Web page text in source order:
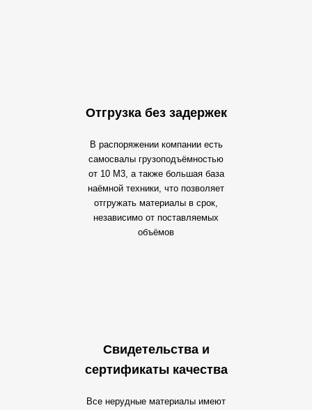
Отгрузка без задержек
В распоряжении компании есть
самосвалы грузоподъёмностью
от 10 М3, а также большая база
наёмной техники, что позволяет
отгружать материалы в срок,
независимо от поставляемых
объёмов
Свидетельства и
сертификаты качества
Все нерудные материалы имеют